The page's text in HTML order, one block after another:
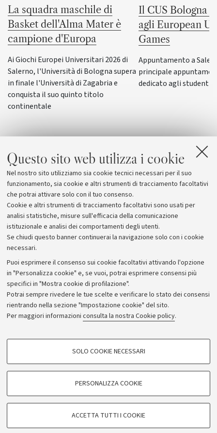
Questo sito web utilizza i cookie
Nel nostro sito utilizziamo sia cookie tecnici necessari per il suo
funzionamento, sia cookie e altri strumenti di tracciamento facoltativi
che potrai attivare solo con il tuo consenso.
Cookie e altri strumenti di tracciamento facoltativi sono usati per
analisi statistiche, misure sull'efficacia della comunicazione
istituzionale e analisi dei comportamenti degli utenti.
Se chiudi questo banner continuerai la navigazione solo con i cookie
necessari.
Puoi esprimere il consenso sui cookie facoltativi attivando l'opzione
in "Personalizza cookie" e, se vuoi, potrai esprimere consensi più
specifici in "Mostra cookie di profilazione".
Potrai sempre rivedere le tue scelte e verificare lo stato dei consensi
rientrando nella sezione "Impostazione cookie" del sito.
Per maggiori informazioni consulta la nostra Cookie policy.
COOKIE DI PROFILAZIONE - FACOLTATIVI
COOKIE TECNICI - NECESSARI
Si tratta di cookie tecnici utilizzati, a titolo esemplificativo, per il corretto
SOLO COOKIE NECESSARI
PERSONALIZZA COOKIE
ACCETTA TUTTI I COOKIE
La squadra maschile di
Basket dell'Alma Mater è
campione d'Europa
Ai Giochi Europei Universitari 2026 di
Salerno, l'Università di Bologna supera
in finale l'Università di Zagabria e
conquista il suo quinto titolo
continentale
Il CUS Bologna
agli European
Games
Appuntamento a
principale
dedicato agli
Archivio
Comunicati stampa
Redazione
Rassegna stampa
© Copyright 2026 - ALMA MATER STUDIORUM - Università di
Bologna - Via Zamboni, 33 - 40126 Bologna - PI: 01131710376 -
CF: 80007010376
Privacy
Note legali Impostazioni Cookie